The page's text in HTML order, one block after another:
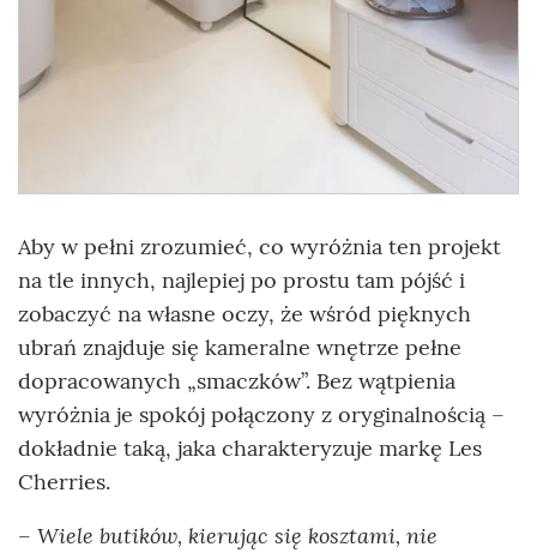
Aby w pełni zrozumieć, co wyróżnia ten projekt
na tle innych, najlepiej po prostu tam pójść i
zobaczyć na własne oczy, że wśród pięknych
ubrań znajduje się kameralne wnętrze pełne
dopracowanych „smaczków”. Bez wątpienia
wyróżnia je spokój połączony z oryginalnością –
dokładnie taką, jaka charakteryzuje markę Les
Cherries.
– Wiele butików, kierując się kosztami, nie